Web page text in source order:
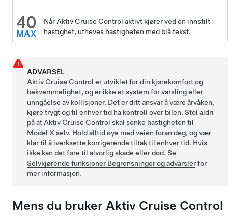
Når Aktiv Cruise Control aktivt kjører ved en innstilt
hastighet, utheves hastigheten med blå tekst.
ADVARSEL
Aktiv Cruise Control er utviklet for din kjørekomfort og
bekvemmelighet, og er ikke et system for varsling eller
unngåelse av kollisjoner. Det er ditt ansvar å være årvåken,
kjøre trygt og til enhver tid ha kontroll over bilen. Stol aldri
på at Aktiv Cruise Control skal senke hastigheten til
Model X selv. Hold alltid øye med veien foran deg, og vær
klar til å iverksette korrigerende tiltak til enhver tid. Hvis
ikke kan det føre til alvorlig skade eller død. Se
Selvkjørende funksjoner Begrensninger og advarslerfor
mer informasjon.
Mens du bruker Aktiv Cruise Control